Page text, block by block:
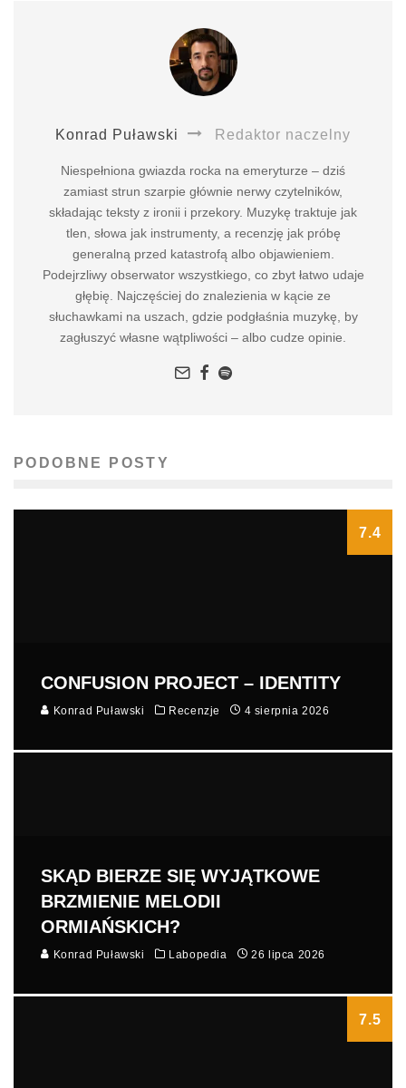
Konrad Puławski Redaktor naczelny
Niespełniona gwiazda rocka na emeryturze – dziś
zamiast strun szarpie głównie nerwy czytelników,
składając teksty z ironii i przekory. Muzykę traktuje jak
tlen, słowa jak instrumenty, a recenzję jak próbę
generalną przed katastrofą albo objawieniem.
Podejrzliwy obserwator wszystkiego, co zbyt łatwo udaje
głębię. Najczęściej do znalezienia w kącie ze
słuchawkami na uszach, gdzie podgłaśnia muzykę, by
zagłuszyć własne wątpliwości – albo cudze opinie.
PODOBNE POSTY
7.4
CONFUSION PROJECT – IDENTITY
Konrad Puławski Recenzje 4 sierpnia 2026
SKĄD BIERZE SIĘ WYJĄTKOWE
BRZMIENIE MELODII
ORMIAŃSKICH?
Konrad Puławski Labopedia 26 lipca 2026
7.5